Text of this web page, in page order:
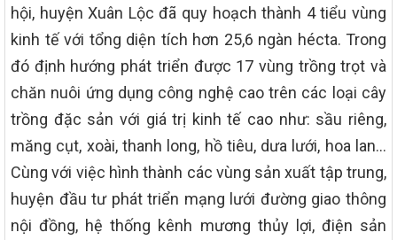
hội, huyện Xuân Lộc đã quy hoạch thành 4 tiểu vùng
kinh tế với tổng diện tích hơn 25,6 ngàn hécta. Trong
đó định hướng phát triển được 17 vùng trồng trọt và
chăn nuôi ứng dụng công nghệ cao trên các loại cây
trồng đặc sản với giá trị kinh tế cao như: sầu riêng,
măng cụt, xoài, thanh long, hồ tiêu, dưa lưới, hoa lan…
Cùng với việc hình thành các vùng sản xuất tập trung,
huyện đầu tư phát triển mạng lưới đường giao thông
nội đồng, hệ thống kênh mương thủy lợi, điện sản